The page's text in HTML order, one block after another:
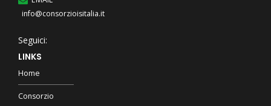
info@consorzioisitalia.it
Seguici:
LINKS
Home
Consorzio